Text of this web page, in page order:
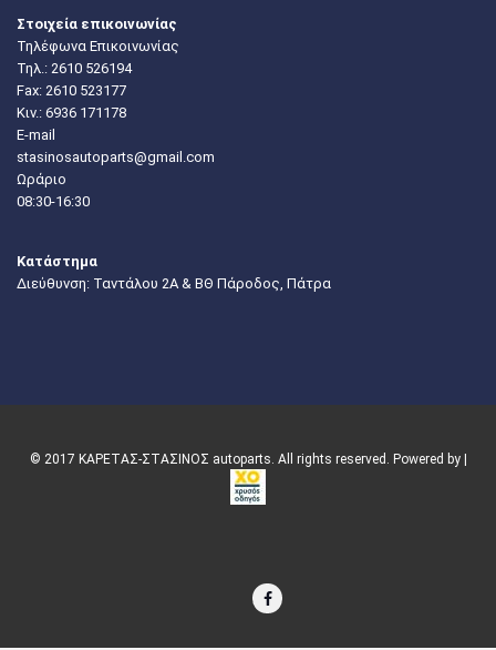
Στοιχεία επικοινωνίας
Τηλέφωνα Επικοινωνίας
Τηλ.: 2610 526194
Fax: 2610 523177
Κιν.: 6936 171178
E-mail
stasinosautoparts@gmail.com
Ωράριο
08:30-16:30
Κατάστημα
Διεύθυνση: Ταντάλου 2Α & ΒΘ Πάροδος, Πάτρα
© 2017 ΚΑΡΕΤΑΣ-ΣΤΑΣΙΝΟΣ autoparts. All rights reserved. Powered by |